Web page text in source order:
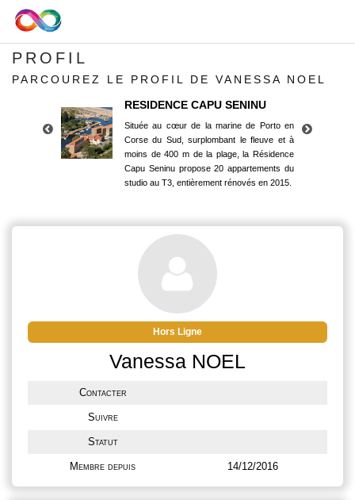
PROFIL
PARCOUREZ LE PROFIL DE VANESSA NOEL
RESIDENCE CAPU SENINU
Située au cœur de la marine de Porto en
Corse du Sud, surplombant le fleuve et à
moins de 400 m de la plage, la Résidence
Capu Seninu propose 20 appartements du
studio au T3, entièrement rénovés en 2015.
Corse du Sud, surplombant le fleuve et à
moins de 400 m de la plage, la Résidence
Capu Seninu propose 20 appartements du
studio au T3, entièrement rénovés en 2015.
Hors Ligne
Vanessa NOEL
Contacter
Suivre
Statut
Membre depuis 14/12/2016